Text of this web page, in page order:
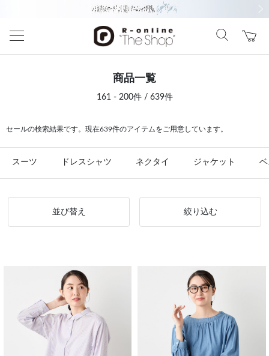
商品一覧
161 - 200件 / 639件
セールの検索結果です。現在639件のアイテムをご用意しています。
スーツ ドレスシャツ ネクタイ ジャケット
並び替え 絞り込む